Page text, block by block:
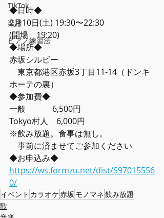
TikTok
楽譜
ピアノ練習法
◆日時◆
2月10日(土) 19:30〜22:30
(開場　19:20)
◆場所◆
赤坂シルビー
東京都港区赤坂3丁目11-14（ドンキ
ホーテの裏）
◆参加費◆
一般　　　 6,500円
Tokyo村人　6,000円
※飲み放題。食事は無し。
事前に済ませてご参加ください
◆お申込み◆
https://ws.formzu.net/dist/S97015556
0/
イベント カラオケ赤坂 モノマネ飲み放題
歌